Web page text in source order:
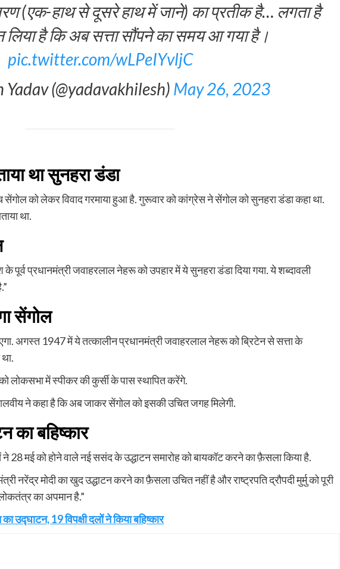
(एक-हाथ से दूसरे हाथ में जाने) का प्रतीक है… लगता है
लिया है कि अब सत्ता सौंपने का समय आ गया है।
pic.twitter.com/wLPeIYvljC
(@yadavakhilesh) May 26, 2023
था सुनहरा डंडा
को लेकर विवाद गरमाया हुआ है. गुरूवार को कांग्रेस ने सेंगोल को सुनहरा डंडा कहा था.
था.
पूर्व प्रधानमंत्री जवाहरलाल नेहरू को उपहार में ये सुनहरा डंडा दिया गया. ये शब्दावली
सेंगोल
अगस्त 1947 में ये तत्कालीन प्रधानमंत्री जवाहरलाल नेहरू को ब्रिटेन से सत्ता के
लोकसभा में स्पीकर की कुर्सी के पास स्थापित करेंगे.
ने कहा है कि अब जाकर सेंगोल को इसकी उचित जगह मिलेगी.
का बहिष्कार
ने 28 मई को होने वाले नई ससंद के उद्धाटन समारोह को बायकॉट करने का फ़ैसला किया है.
नरेंद्र मोदी का खुद उद्धाटन करने का फ़ैसला उचित नहीं है और राष्ट्रपति द्रौपदी मुर्मु को पूरी
का अपमान है.”
उद्घाटन, 19 विपक्षी दलों ने किया बहिष्कार